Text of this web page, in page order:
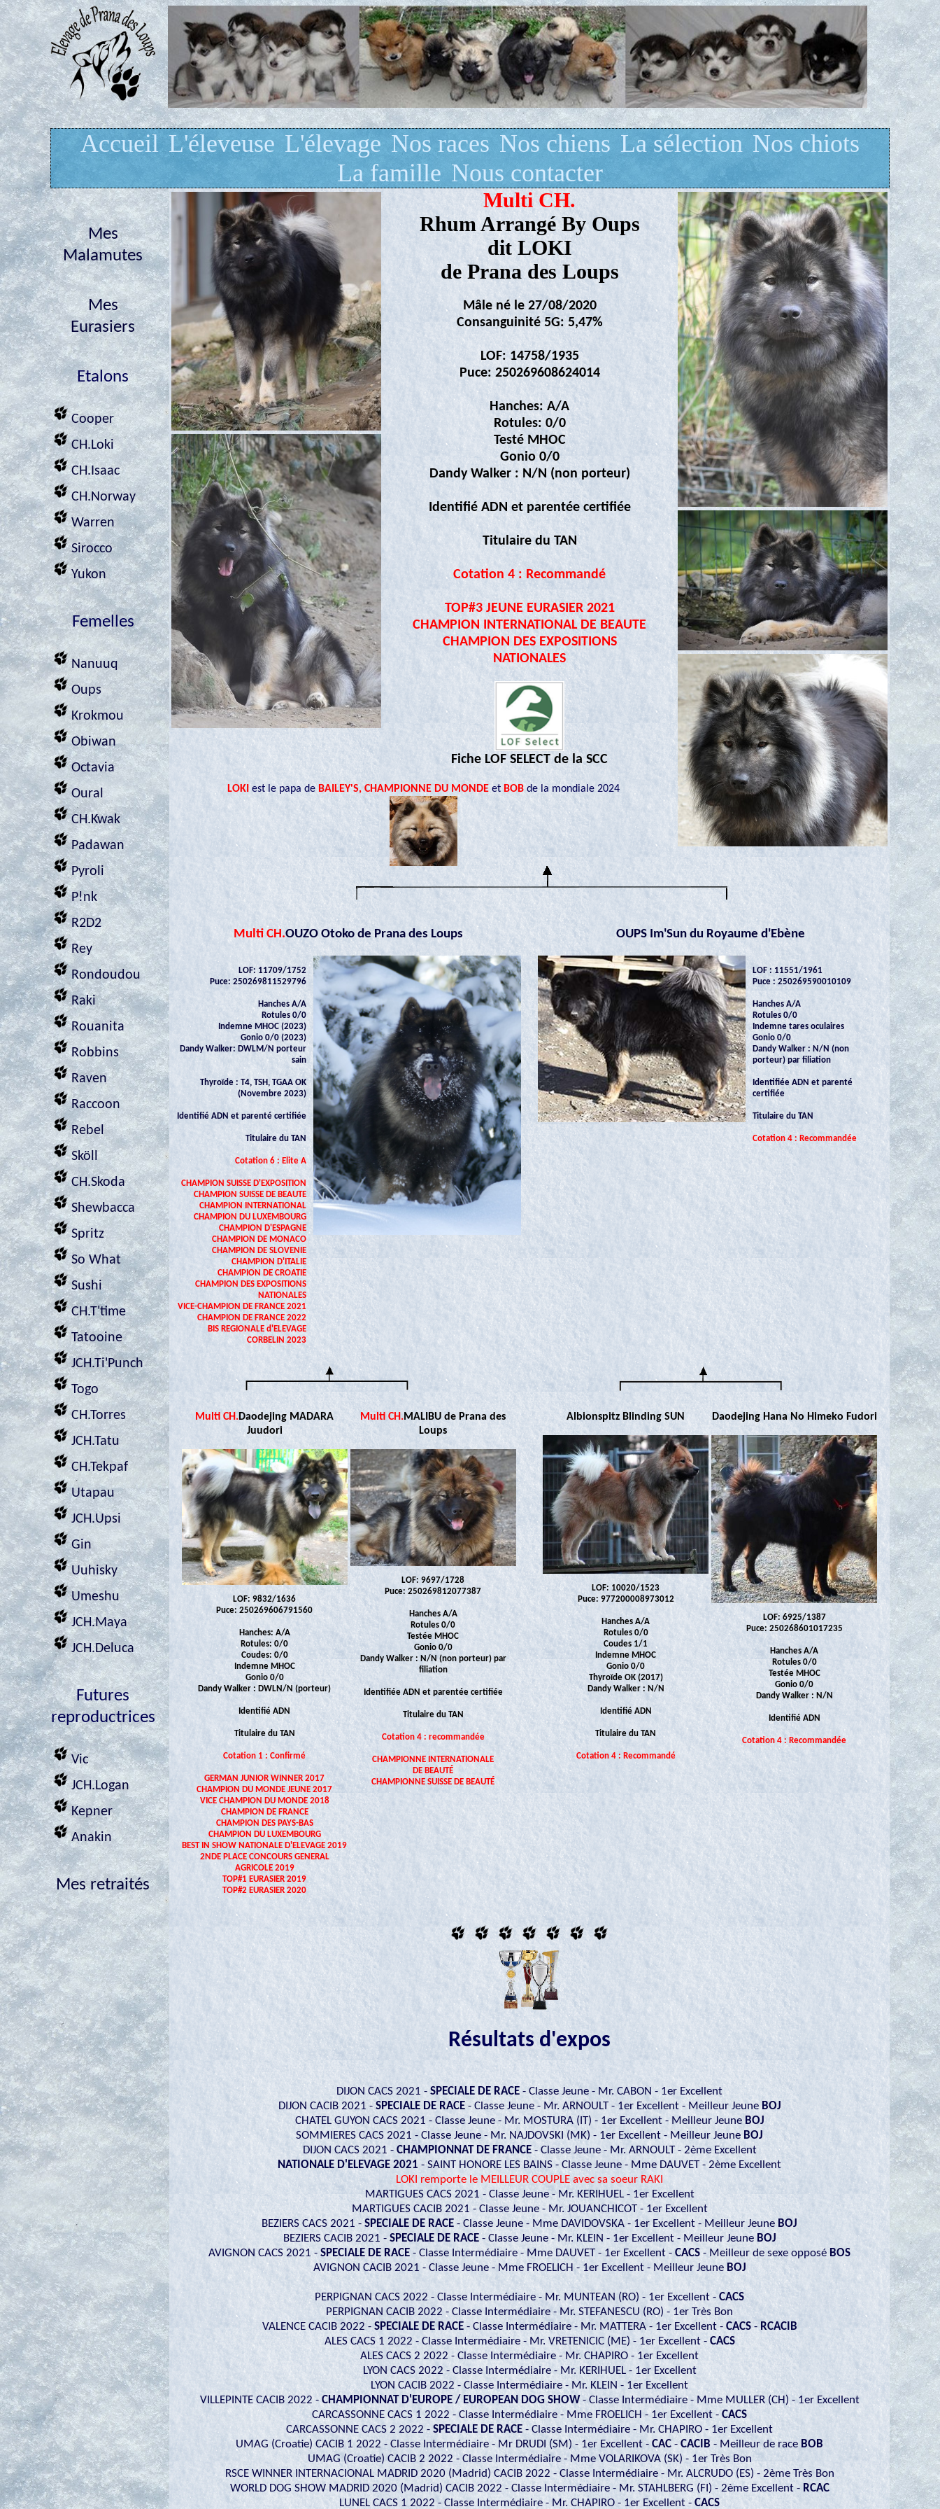
Accueil L'éleveuse L'élevage Nos races Nos chiens La sélection Nos chiots
La famille Nous contacter
Mes
Malamutes
Mes
Eurasiers
Etalons
Cooper
CH.Loki
CH.Isaac
CH.Norway
Warren
Sirocco
Yukon
Femelles
Nanuuq
Oups
Krokmou
Obiwan
Octavia
Oural
CH.Kwak
Padawan
Pyroli
P!nk
R2D2
Rey
Rondoudou
Raki
Rouanita
Robbins
Raven
Raccoon
Rebel
Sköll
CH.Skoda
Shewbacca
Spritz
So What
Sushi
CH.T'time
Tatooine
JCH.Ti'Punch
Togo
CH.Torres
JCH.Tatu
CH.Tekpaf
Utapau
JCH.Upsi
Gin
Uuhisky
Umeshu
JCH.Maya
JCH.Deluca
Futures
reproductrices
Vic
JCH.Logan
Kepner
Anakin
Mes retraités
Multi CH.
Rhum Arrangé By Oups
dit LOKI
de Prana des Loups
Mâle né le 27/08/2020
Consanguinité 5G: 5,47%
LOF: 14758/1935
Puce: 250269608624014
Hanches: A/A
Rotules: 0/0
Testé MHOC
Gonio 0/0
Dandy Walker : N/N (non porteur)
Identifié ADN et parentée certifiée
Titulaire du TAN
Cotation 4 : Recommandé
TOP#3 JEUNE EURASIER 2021
CHAMPION INTERNATIONAL DE BEAUTE
CHAMPION DES EXPOSITIONS
NATIONALES
Fiche LOF SELECT de la SCC
LOKI est le papa deBAILEY'S, CHAMPIONNE DU MONDE et BOB de la mondiale 2024
Multi CH.OUZO Otoko de Prana des Loups
LOF: 11709/1752
Puce: 250269811529796
Hanches A/A
Rotules 0/0
Indemne MHOC (2023)
Gonio 0/0 (2023)
Dandy Walker: DWLM/N porteur
sain
Thyroïde : T4, TSH, TGAA OK
(Novembre 2023)
Identifié ADN et parenté certifiée
Titulaire du TAN
Cotation 6 : Elite A
CHAMPION SUISSE D'EXPOSITION
CHAMPION SUISSE DE BEAUTE
CHAMPION INTERNATIONAL
CHAMPION DU LUXEMBOURG
CHAMPION D'ESPAGNE
CHAMPION DE MONACO
CHAMPION DE SLOVENIE
CHAMPION D'ITALIE
CHAMPION DE CROATIE
CHAMPION DES EXPOSITIONS
NATIONALES
VICE-CHAMPION DE FRANCE 2021
CHAMPION DE FRANCE 2022
BIS REGIONALE d'ELEVAGE
CORBELIN 2023
OUPS Im'Sun du Royaume d'Ebène
LOF : 11551/1961
Puce : 250269590010109
Hanches A/A
Rotules 0/0
Indemne tares oculaires
Gonio 0/0
Dandy Walker : N/N (non
porteur) par filiation
Identifiée ADN et parenté
certifiée
Titulaire du TAN
Cotation 4 : Recommandée
Multi CH.Daodejing MADARA
Juudori
LOF: 9832/1636
Puce: 250269606791560
Hanches: A/A
Rotules: 0/0
Coudes: 0/0
Indemne MHOC
Gonio 0/0
Dandy Walker : DWLN/N (porteur)
Identifié ADN
Titulaire du TAN
Cotation 1 : Confirmé
GERMAN JUNIOR WINNER 2017
CHAMPION DU MONDE JEUNE 2017
VICE CHAMPION DU MONDE 2018
CHAMPION DE FRANCE
CHAMPION DES PAYS-BAS
CHAMPION DU LUXEMBOURG
BEST IN SHOW NATIONALE D'ELEVAGE 2019
2NDE PLACE CONCOURS GENERAL
AGRICOLE 2019
TOP#1 EURASIER 2019
TOP#2 EURASIER 2020
Multi CH.MALIBU de Prana des
Loups
LOF: 9697/1728
Puce: 250269812077387
Hanches A/A
Rotules 0/0
Testée MHOC
Gonio 0/0
Dandy Walker : N/N (non porteur) par
filiation
Identifiée ADN et parentée certifiée
Titulaire du TAN
Cotation 4 : recommandée
CHAMPIONNE INTERNATIONALE
DE BEAUTÉ
CHAMPIONNE SUISSE DE BEAUTÉ
Albionspitz Blinding SUN
LOF: 10020/1523
Puce: 977200008973012
Hanches A/A
Rotules 0/0
Coudes 1/1
Indemne MHOC
Gonio 0/0
Thyroïde OK (2017)
Dandy Walker : N/N
Identifié ADN
Titulaire du TAN
Cotation 4 : Recommandé
Daodejing Hana No Himeko Fudori
LOF: 6925/1387
Puce: 250268601017235
Hanches A/A
Rotules 0/0
Testée MHOC
Gonio 0/0
Dandy Walker : N/N
Identifié ADN
Cotation 4 : Recommandée
Résultats d'expos
DIJON CACS 2021 - SPECIALE DE RACE - Classe Jeune - Mr. CABON - 1er Excellent
DIJON CACIB 2021 - SPECIALE DE RACE- Classe Jeune - Mr. ARNOULT - 1er Excellent - Meilleur Jeune BOJ
CHATEL GUYON CACS 2021 - Classe Jeune - Mr. MOSTURA (IT) - 1er Excellent - Meilleur Jeune BOJ
SOMMIERES CACS 2021 - Classe Jeune - Mr. NAJDOVSKI (MK) - 1er Excellent - Meilleur Jeune BOJ
DIJON CACS 2021 - CHAMPIONNAT DE FRANCE- Classe Jeune - Mr. ARNOULT - 2ème Excellent
NATIONALE D'ELEVAGE 2021 - SAINT HONORE LES BAINS - Classe Jeune - Mme DAUVET - 2ème Excellent
LOKI remporte le MEILLEUR COUPLE avec sa soeur RAKI
MARTIGUES CACS 2021 - Classe Jeune - Mr. KERIHUEL - 1er Excellent
MARTIGUES CACIB 2021 - Classe Jeune - Mr. JOUANCHICOT - 1er Excellent
BEZIERS CACS 2021 -SPECIALE DE RACE - Classe Jeune - Mme DAVIDOVSKA - 1er Excellent - Meilleur JeuneBOJ
BEZIERS CACIB 2021 - SPECIALE DE RACE- Classe Jeune - Mr. KLEIN - 1er Excellent - Meilleur Jeune BOJ
AVIGNON CACS 2021 - SPECIALE DE RACE - Classe Intermédiaire - Mme DAUVET - 1er Excellent -CACS- Meilleur de sexe opposé BOS
AVIGNON CACIB 2021 - Classe Jeune - Mme FROELICH - 1er Excellent - Meilleur Jeune BOJ
PERPIGNAN CACS 2022 - Classe Intermédiaire - Mr. MUNTEAN (RO) - 1er Excellent - CACS
PERPIGNAN CACIB 2022 - Classe Intermédiaire - Mr. STEFANESCU (RO) - 1er Très Bon
VALENCE CACIB 2022 -SPECIALE DE RACE- Classe Intermédiaire - Mr. MATTERA - 1er Excellent - CACS-RCACIB
ALES CACS 1 2022 - Classe Intermédiaire - Mr. VRETENICIC (ME) - 1er Excellent - CACS
ALES CACS 2 2022 - Classe Intermédiaire - Mr. CHAPIRO - 1er Excellent
LYON CACS 2022 - Classe Intermédiaire - Mr. KERIHUEL - 1er Excellent
LYON CACIB 2022 - Classe Intermédiaire - Mr. KLEIN - 1er Excellent
VILLEPINTE CACIB 2022 -CHAMPIONNAT D'EUROPE / EUROPEAN DOG SHOW- Classe Intermédiaire - Mme MULLER (CH) - 1er Excellent
CARCASSONNE CACS 1 2022 - Classe Intermédiaire - Mme FROELICH - 1er Excellent -CACS
CARCASSONNE CACS 2 2022 - SPECIALE DE RACE - Classe Intermédiaire - Mr. CHAPIRO - 1er Excellent
UMAG (Croatie) CACIB 1 2022 - Classe Intermédiaire - Mr DRUDI (SM) - 1er Excellent - CAC - CACIB - Meilleur de race BOB
UMAG (Croatie) CACIB 2 2022 - Classe Intermédiaire - Mme VOLARIKOVA (SK) - 1er Très Bon
RSCE WINNER INTERNACIONAL MADRID 2020 (Madrid) CACIB 2022 - Classe Intermédiaire - Mr. ALCRUDO (ES) - 2ème Très Bon
WORLD DOG SHOW MADRID 2020 (Madrid) CACIB 2022 - Classe Intermédiaire - Mr. STAHLBERG (FI) - 2ème Excellent - RCAC
LUNEL CACS 1 2022 - Classe Intermédiaire - Mr. CHAPIRO - 1er Excellent - CACS